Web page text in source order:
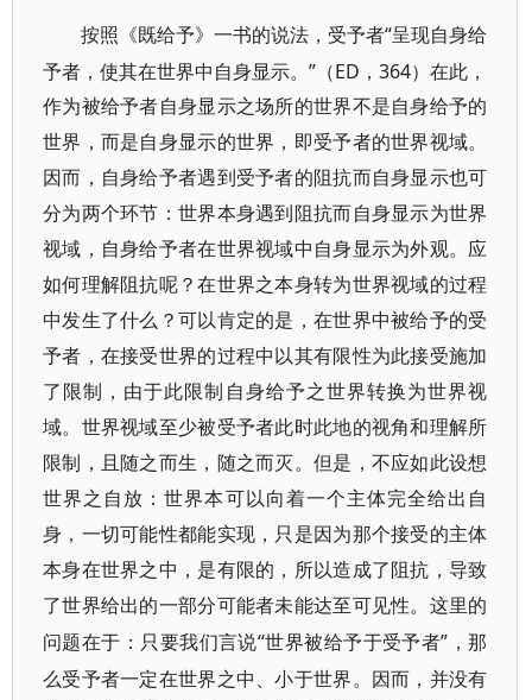
按照《既给予》一书的说法，受予者“呈现自身给
予者，使其在世界中自身显示。”（ED，364）在此，
作为被给予者自身显示之场所的世界不是自身给予的
世界，而是自身显示的世界，即受予者的世界视域。
因而，自身给予者遇到受予者的阻抗而自身显示也可
分为两个环节：世界本身遇到阻抗而自身显示为世界
视域，自身给予者在世界视域中自身显示为外观。应
如何理解阻抗呢？在世界之本身转为世界视域的过程
中发生了什么？可以肯定的是，在世界中被给予的受
予者，在接受世界的过程中以其有限性为此接受施加
了限制，由于此限制自身给予之世界转换为世界视
域。世界视域至少被受予者此时此地的视角和理解所
限制，且随之而生，随之而灭。但是，不应如此设想
世界之自放：世界本可以向着一个主体完全给出自
身，一切可能性都能实现，只是因为那个接受的主体
本身在世界之中，是有限的，所以造成了阻抗， 导致
了世界给出的一部分可能者未能达至可见性。这里的
问题在于：只要我们言说“世界被给予于受予者”，那
么受予者一定在世界之中、小于世界。因而，并没有